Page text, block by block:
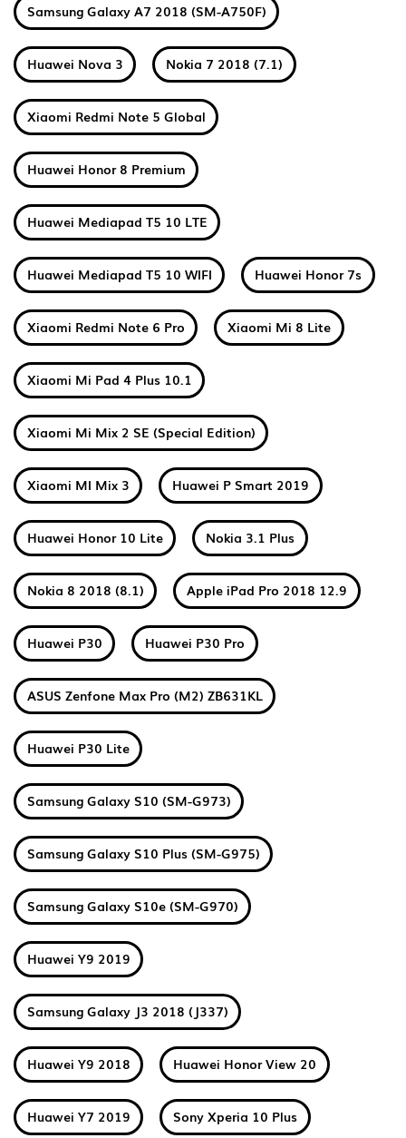
Samsung Galaxy A7 2018 (SM-A750F)
Huawei Nova 3 Nokia 7 2018 (7.1)
Xiaomi Redmi Note 5 Global
Huawei Honor 8 Premium
Huawei Mediapad T5 10 LTE
Huawei Mediapad T5 10 WIFI Huawei Honor 7s
Xiaomi Redmi Note 6 Pro Xiaomi Mi 8 Lite
Xiaomi Mi Pad 4 Plus 10.1
Xiaomi Mi Mix 2 SE (Special Edition)
Xiaomi MI Mix 3 Huawei P Smart 2019
Huawei Honor 10 Lite Nokia 3.1 Plus
Nokia 8 2018 (8.1) Apple iPad Pro 2018 12.9
Huawei P30 Huawei P30 Pro
ASUS Zenfone Max Pro (M2) ZB631KL
Huawei P30 Lite
Samsung Galaxy S10 (SM-G973)
Samsung Galaxy S10 Plus (SM-G975)
Samsung Galaxy S10e (SM-G970)
Huawei Y9 2019
Samsung Galaxy J3 2018 (J337)
Huawei Y9 2018 Huawei Honor View 20
Huawei Y7 2019 Sony Xperia 10 Plus